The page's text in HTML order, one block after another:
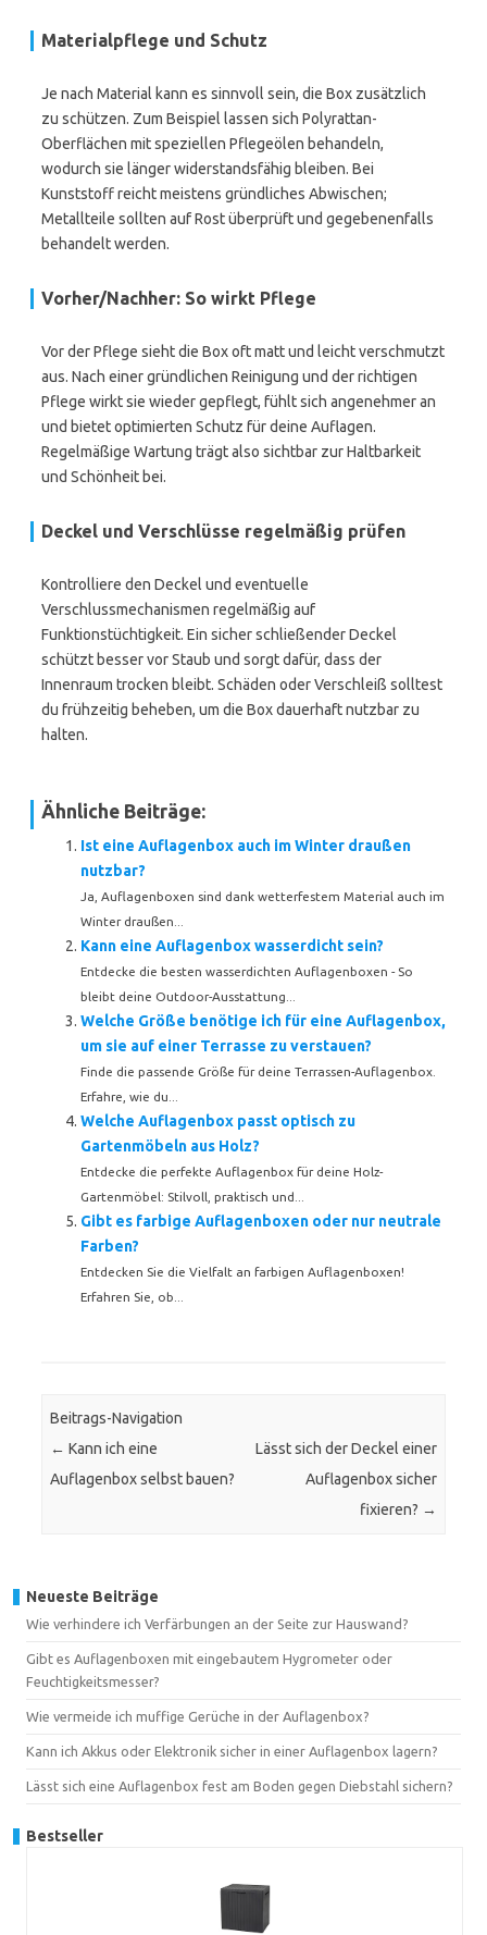
Materialpflege und Schutz
Je nach Material kann es sinnvoll sein, die Box zusätzlich
zu schützen. Zum Beispiel lassen sich Polyrattan-
Oberflächen mit speziellen Pflegeölen behandeln,
wodurch sie länger widerstandsfähig bleiben. Bei
Kunststoff reicht meistens gründliches Abwischen;
Metallteile sollten auf Rost überprüft und gegebenenfalls
behandelt werden.
Vorher/Nachher: So wirkt Pflege
Vor der Pflege sieht die Box oft matt und leicht verschmutzt
aus. Nach einer gründlichen Reinigung und der richtigen
Pflege wirkt sie wieder gepflegt, fühlt sich angenehmer an
und bietet optimierten Schutz für deine Auflagen.
Regelmäßige Wartung trägt also sichtbar zur Haltbarkeit
und Schönheit bei.
Deckel und Verschlüsse regelmäßig prüfen
Kontrolliere den Deckel und eventuelle
Verschlussmechanismen regelmäßig auf
Funktionstüchtigkeit. Ein sicher schließender Deckel
schützt besser vor Staub und sorgt dafür, dass der
Innenraum trocken bleibt. Schäden oder Verschleiß solltest
du frühzeitig beheben, um die Box dauerhaft nutzbar zu
halten.
Ähnliche Beiträge:
Ist eine Auflagenbox auch im Winter draußen
nutzbar?
Ja, Auflagenboxen sind dank wetterfestem Material auch im
Winter draußen...
Kann eine Auflagenbox wasserdicht sein?
Entdecke die besten wasserdichten Auflagenboxen - So
bleibt deine Outdoor-Ausstattung...
Welche Größe benötige ich für eine Auflagenbox,
um sie auf einer Terrasse zu verstauen?
Finde die passende Größe für deine Terrassen-Auflagenbox.
Erfahre, wie du...
Welche Auflagenbox passt optisch zu
Gartenmöbeln aus Holz?
Entdecke die perfekte Auflagenbox für deine Holz-
Gartenmöbel: Stilvoll, praktisch und...
Gibt es farbige Auflagenboxen oder nur neutrale
Farben?
Entdecken Sie die Vielfalt an farbigen Auflagenboxen!
Erfahren Sie, ob...
Beitrags-Navigation
← Kann ich eine
Auflagenbox selbst bauen?
Lässt sich der Deckel einer
Auflagenbox sicher
fixieren? →
Neueste Beiträge
Wie verhindere ich Verfärbungen an der Seite zur Hauswand?
Gibt es Auflagenboxen mit eingebautem Hygrometer oder
Feuchtigkeitsmesser?
Wie vermeide ich muffige Gerüche in der Auflagenbox?
Kann ich Akkus oder Elektronik sicher in einer Auflagenbox lagern?
Lässt sich eine Auflagenbox fest am Boden gegen Diebstahl sichern?
Bestseller